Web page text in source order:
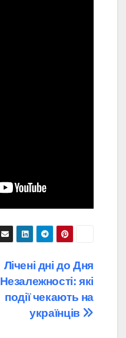
Лічені дні до Дня
Незалежності: які
події чекають на
українців